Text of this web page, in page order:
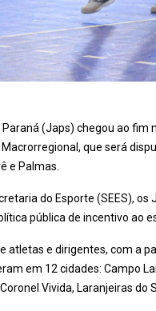
(Japs) chegou ao fim
que será
e Palmas.
do Esporte (SEES),
pública de incentivo ao
atletas e dirigentes, com a
em 12 cidades: Campo
Vivida, Laranjeiras do